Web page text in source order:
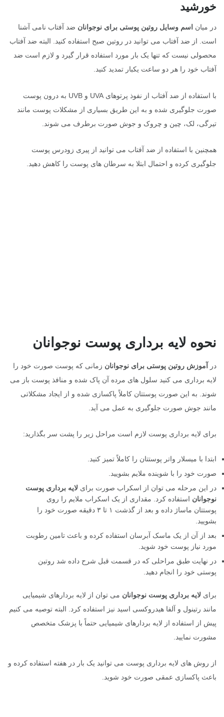
خورشید
در میان اسم وسایل روتین پوستی برای نوجوانان ضد آفتاب نامی آشنا
است. از ضد آفتاب می توانید در روتین صبح استفاده کنید. البته ضد آفتاب
محصولی نیست که تنها یک بار مورد استفاده قرار گیرد و لازم است ضد
آفتاب خود را هر دو ساعت یکبار تمدید کنید.
با استفاده از ضد آفتاب از نفوذ پرتوهای UVA و UVB به درون پوست
صورت جلوگیری شده و به این طریق بسیاری از مشکلات پوست مانند
تیرگی، لک، چین و چروک و جوش صورت برطرف می شوند.
همچنین با استفاده از ضد آفتاب می توانید از پیری زودرس پوست
جلوگیری کرده و احتمال ابتلا به سرطان های پوست را کاهش دهید.
نحوه لایه برداری پوست نوجوانان
در آموزش روتین پوستی برای نوجوانان زمانی که پوست صورت خود را
لایه برداری می کنید سلول های مرده آن پاک شده و منافذ پوست باز می
شوند. به این صورت پوستتان کاملاً پاکسازی شده و از ایجاد مشکلاتی
مانند جوش صورت جلوگیری به عمل می آید.
برای لایه برداری پوست لازم است مراحل زیر را پشت سر بگذارید:
ابتدا با میسلار واتر پوستتان را کاملاً تمیز کنید.
صورت خود را با شوینده ملایم بشویید.
در این مرحله می توان از اسکراب صورت برای لایه برداری پوست
نوجوانان استفاده کرد. مقداری از یک اسکراب ملایم را روی
پوستتان ماساژ داده و بعد از گذشت ۱ تا ۳ دقیقه صورت خود را
بشویید.
بعد از آن از یک ماسک آبرسان استفاده کرده و باعث تامین رطوبت
مورد نیاز پوست خود شوید.
در نهایت طبق مراحلی که در قسمت قبل شرح داده شد روتین
پوستی خود را انجام دهید.
برای لایه برداری پوست نوجوانان می توان از لایه بردارهای شیمیایی
مانند رتینول و آلفا هیدروکسی اسید نیز استفاده کرد. البته توصیه می کنیم
پیش از استفاده از لایه بردارهای شیمیایی حتماً با پزشک متخصص
مشورت نمایید.
از روش های لایه برداری پوست می توانید یک بار در هفته استفاده کرده و
باعث پاکسازی عمقی صورت خود شوید.